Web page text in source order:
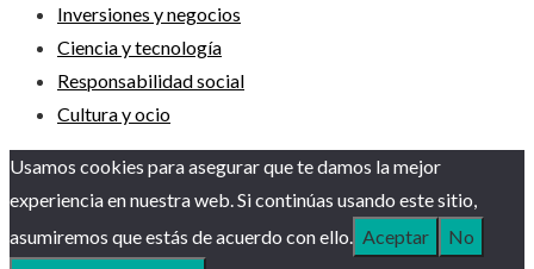
Inversiones y negocios
Ciencia y tecnología
Responsabilidad social
Cultura y ocio
Usamos cookies para asegurar que te damos la mejor
experiencia en nuestra web. Si continúas usando este sitio,
asumiremos que estás de acuerdo con ello.
Aceptar
No